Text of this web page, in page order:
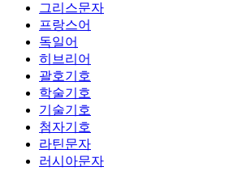
그리스문자
프랑스어
독일어
히브리어
괄호기호
학술기호
기술기호
첨자기호
라틴문자
러시아문자